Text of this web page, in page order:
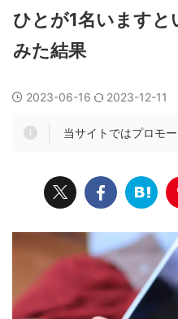
ひとが1名いますと
みた結果
2023-06-16 2023-12-11
当サイトではプロモ